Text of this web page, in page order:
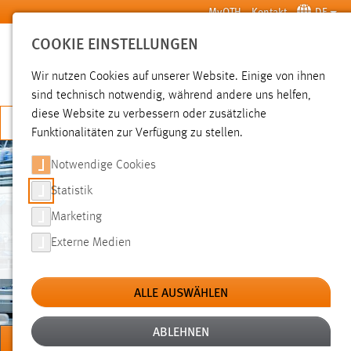
Zum Hauptinhalt springen MyOTH Kontakt DE
SUCHE
JETZT BEWERBEN
TECHNOLOGIETRANSFERZENTRUM
MENÜ
COOKIE EINSTELLUNGEN
Wir nutzen Cookies auf unserer Website. Einige von ihnen
sind technisch notwendig, während andere uns helfen,
diese Website zu verbessern oder zusätzliche
Funktionalitäten zur Verfügung zu stellen.
Notwendige Cookies
Statistik
Marketing
Externe Medien
ALLE AUSWÄHLEN
ABLEHNEN